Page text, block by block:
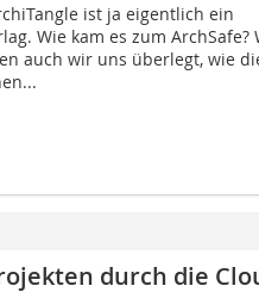
ist ja eigentlich ein
Wie kam es zum ArchSafe?
auch wir uns überlegt, wie
durch die